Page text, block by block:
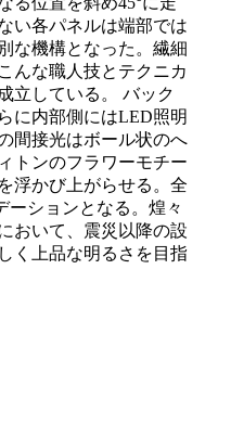
い各パネルは端部では
な機構となった。繊細
んな職人技とテクニカ
立している。 バック
に内部側にはLED照明
間接光はボール状のへ
トンのフラワーモチー
浮かび上がらせる。全
ーションとなる。煌々
おいて、震災以降の設
く上品な明るさを目指